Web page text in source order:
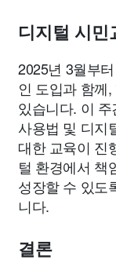
디지털 시민
2025년 3월부
인 도입과 함께,
있습니다. 이
사용법 및 디지
대한 교육이 진
털 환경에서 책
성장할 수 있도
니다.
결론